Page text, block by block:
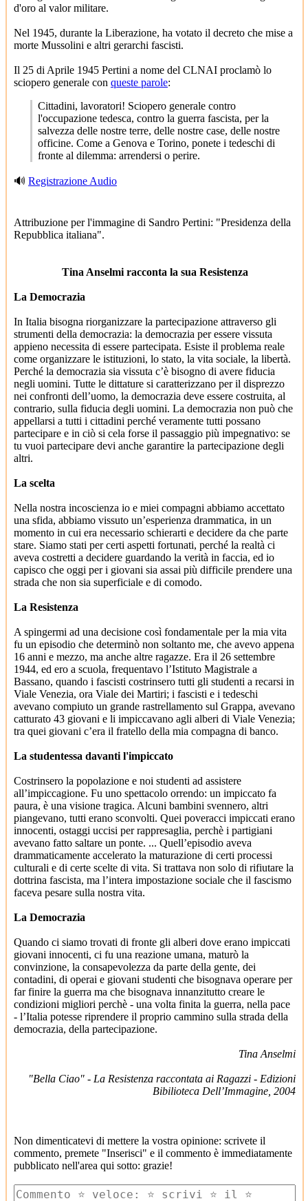
d'oro al valor militare.
Nel 1945, durante la Liberazione, ha votato il decreto che mise a
morte Mussolini e altri gerarchi fascisti.
Il 25 di Aprile 1945 Pertini a nome del CLNAI proclamò lo
sciopero generale con queste parole:
Cittadini, lavoratori! Sciopero generale contro
l'occupazione tedesca, contro la guerra fascista, per la
salvezza delle nostre terre, delle nostre case, delle nostre
officine. Come a Genova e Torino, ponete i tedeschi di
fronte al dilemma: arrendersi o perire.
🔊 Registrazione Audio
Attribuzione per l'immagine di Sandro Pertini: "Presidenza della
Repubblica italiana".
Tina Anselmi racconta la sua Resistenza
La Democrazia
In Italia bisogna riorganizzare la partecipazione attraverso gli
strumenti della democrazia: la democrazia per essere vissuta
appieno necessita di essere partecipata. Esiste il problema reale
come organizzare le istituzioni, lo stato, la vita sociale, la libertà.
Perché la democrazia sia vissuta c’è bisogno di avere fiducia
negli uomini. Tutte le dittature si caratterizzano per il disprezzo
nei confronti dell’uomo, la democrazia deve essere costruita, al
contrario, sulla fiducia degli uomini. La democrazia non può che
appellarsi a tutti i cittadini perché veramente tutti possano
partecipare e in ciò si cela forse il passaggio più impegnativo: se
tu vuoi partecipare devi anche garantire la partecipazione degli
altri.
La scelta
Nella nostra incoscienza io e miei compagni abbiamo accettato
una sfida, abbiamo vissuto un’esperienza drammatica, in un
momento in cui era necessario schierarti e decidere da che parte
stare. Siamo stati per certi aspetti fortunati, perché la realtà ci
aveva costretti a decidere guardando la verità in faccia, ed io
capisco che oggi per i giovani sia assai più difficile prendere una
strada che non sia superficiale e di comodo.
La Resistenza
A spingermi ad una decisione così fondamentale per la mia vita
fu un episodio che determinò non soltanto me, che avevo appena
16 anni e mezzo, ma anche altre ragazze. Era il 26 settembre
1944, ed ero a scuola, frequentavo l’Istituto Magistrale a
Bassano, quando i fascisti costrinsero tutti gli studenti a recarsi in
Viale Venezia, ora Viale dei Martiri; i fascisti e i tedeschi
avevano compiuto un grande rastrellamento sul Grappa, avevano
catturato 43 giovani e li impiccavano agli alberi di Viale Venezia;
tra quei giovani c’era il fratello della mia compagna di banco.
La studentessa davanti l'impiccato
Costrinsero la popolazione e noi studenti ad assistere
all’impiccagione. Fu uno spettacolo orrendo: un impiccato fa
paura, è una visione tragica. Alcuni bambini svennero, altri
piangevano, tutti erano sconvolti. Quei poveracci impiccati erano
innocenti, ostaggi uccisi per rappresaglia, perchè i partigiani
avevano fatto saltare un ponte. ... Quell’episodio aveva
drammaticamente accelerato la maturazione di certi processi
culturali e di certe scelte di vita. Si trattava non solo di rifiutare la
dottrina fascista, ma l’intera impostazione sociale che il fascismo
faceva pesare sulla nostra vita.
La Democrazia
Quando ci siamo trovati di fronte gli alberi dove erano impiccati
giovani innocenti, ci fu una reazione umana, maturò la
convinzione, la consapevolezza da parte della gente, dei
contadini, di operai e giovani studenti che bisognava operare per
far finire la guerra ma che bisognava innanzitutto creare le
condizioni migliori perchè - una volta finita la guerra, nella pace
- l’Italia potesse riprendere il proprio cammino sulla strada della
democrazia, della partecipazione.
Tina Anselmi
"Bella Ciao" - La Resistenza raccontata ai Ragazzi - Edizioni
Bibilioteca Dell’Immagine, 2004
Non dimenticatevi di mettere la vostra opinione: scrivete il
commento, premete "Inserisci" e il commento è immediatamente
pubblicato nell'area qui sotto: grazie!